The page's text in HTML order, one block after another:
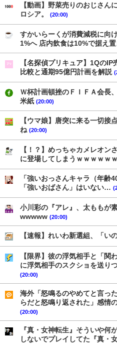
【動画】野菜売りのおじさん
ロシア。
(20:00)
すかいらーくが消費減税に向
1%へ 店内飲食は10%で据え置
【名探偵プリキュア】1Qの
比較と通期95億円計画を解説
Ｗ杯計画頓挫のＦＩＦＡ会長
米紙 (20:00)
【ウマ娘】唐突に来る一切接
ね (20:00)
【！？】めっちゃカメレオン
に登場してしまうｗｗｗｗｗ
「強いおっさんキャラ（年齢
「強いおばさん」はいない…
小川彩の『アレ』、太ももが
wwwww (20:00)
【速報】れいわ新選組、「い
【限界】彼の浮気相手と「関
に浮気相手のスクショを送り
(20:00)
海外「怒鳴るのやめてと言っ
らだと怒鳴り返された」感情
(20:00)
『真・女神転生』そういや何
しないでプレイしてた『真・